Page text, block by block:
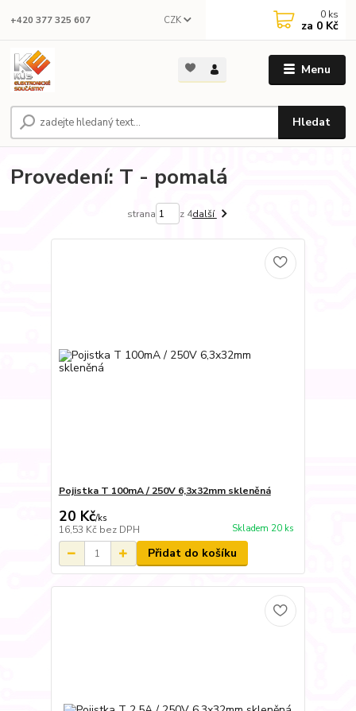
Menu
CZK
Hledat
+420 377 325 607 0 ks
za 0 Kč
Provedení: T - pomalá
strana z 4další
Pojistka T 100mA / 250V 6,3x32mm skleněná
20 Kč/ks
16,53 Kč bez DPH Skladem 20 ks
Přidat do košíku